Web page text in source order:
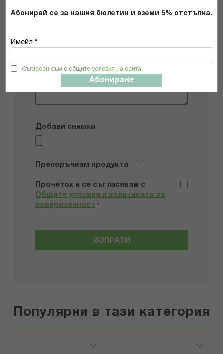
Абонирай се за нашия бюлетин и вземи 5% отстъпка.
Имейл *
Съгласен съм с общите условия на сайта
Абониране
Добави снимки
Препоръчвам продукта
Прочетох и се съгласявам с
Общите условия и политиката за
поверителност *
ИЗПРАТИ
Популярни в тази категория